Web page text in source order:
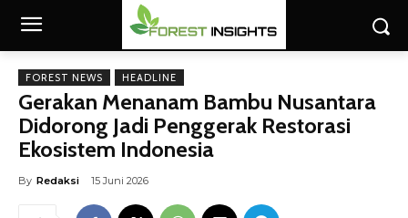
FOREST NEWS HEADLINE
Gerakan Menanam Bambu Nusantara
Didorong Jadi Penggerak Restorasi
Ekosistem Indonesia
By Redaksi 15 Juni 2026